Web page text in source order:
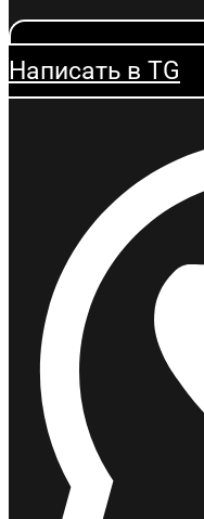
Написать в TG